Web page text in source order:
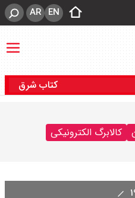
EN
AR
کتاب شرق
کالابرگ الکترونیکی